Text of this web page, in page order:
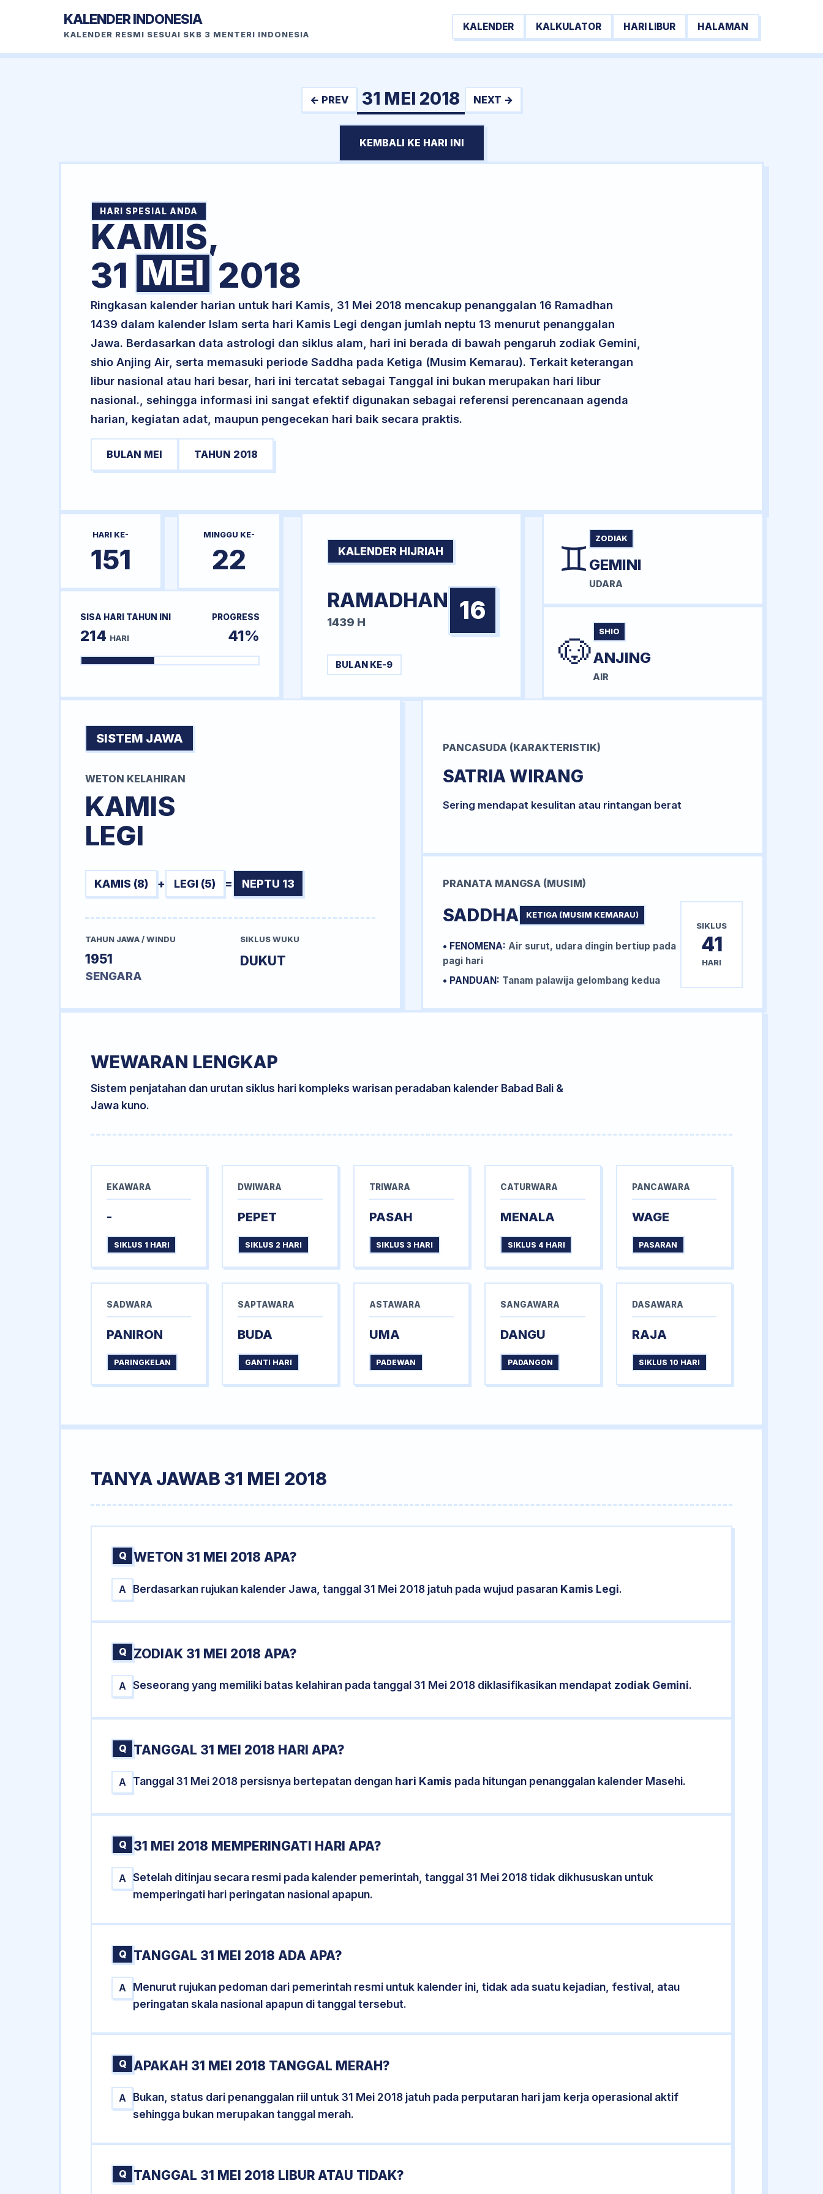
KALENDER INDONESIA
KALENDER RESMI SESUAI SKB 3 MENTERI INDONESIA
KALENDER KALKULATOR HARI LIBUR HALAMAN
← PREV 31 MEI 2018 NEXT →
KEMBALI KE HARI INI
HARI SPESIAL ANDA
KAMIS,
31 MEI 2018
Ringkasan kalender harian untuk hari Kamis, 31 Mei 2018 mencakup penanggalan 16 Ramadhan
1439 dalam kalender Islam serta hari Kamis Legi dengan jumlah neptu 13 menurut penanggalan
Jawa. Berdasarkan data astrologi dan siklus alam, hari ini berada di bawah pengaruh zodiak Gemini,
shio Anjing Air, serta memasuki periode Saddha pada Ketiga (Musim Kemarau). Terkait keterangan
libur nasional atau hari besar, hari ini tercatat sebagai Tanggal ini bukan merupakan hari libur
nasional., sehingga informasi ini sangat efektif digunakan sebagai referensi perencanaan agenda
harian, kegiatan adat, maupun pengecekan hari baik secara praktis.
BULAN MEI TAHUN 2018
HARI KE-
151
MINGGU KE-
22
SISA HARI TAHUN INI
214 HARI
PROGRESS
41%
KALENDER HIJRIAH
RAMADHAN
1439 H 16
BULAN KE-9
♊ ZODIAK
GEMINI
UDARA
🐶 SHIO
ANJING
AIR
SISTEM JAWA
WETON KELAHIRAN
KAMIS
LEGI
KAMIS (8) + LEGI (5) = NEPTU 13
TAHUN JAWA / WINDU
1951
SENGARA
SIKLUS WUKU
DUKUT
PANCASUDA (KARAKTERISTIK)
SATRIA WIRANG
Sering mendapat kesulitan atau rintangan berat
PRANATA MANGSA (MUSIM)
SADDHA KETIGA (MUSIM KEMARAU)
• FENOMENA: Air surut, udara dingin bertiup pada
pagi hari
• PANDUAN: Tanam palawija gelombang kedua
SIKLUS
41
HARI
WEWARAN LENGKAP
Sistem penjatahan dan urutan siklus hari kompleks warisan peradaban kalender Babad Bali &
Jawa kuno.
EKAWARA
-
SIKLUS 1 HARI
DWIWARA
PEPET
SIKLUS 2 HARI
TRIWARA
PASAH
SIKLUS 3 HARI
CATURWARA
MENALA
SIKLUS 4 HARI
PANCAWARA
WAGE
PASARAN
SADWARA
PANIRON
PARINGKELAN
SAPTAWARA
BUDA
GANTI HARI
ASTAWARA
UMA
PADEWAN
SANGAWARA
DANGU
PADANGON
DASAWARA
RAJA
SIKLUS 10 HARI
TANYA JAWAB 31 MEI 2018
Q WETON 31 MEI 2018 APA?
A Berdasarkan rujukan kalender Jawa, tanggal 31 Mei 2018 jatuh pada wujud pasaran Kamis Legi.
Q ZODIAK 31 MEI 2018 APA?
A Seseorang yang memiliki batas kelahiran pada tanggal 31 Mei 2018 diklasifikasikan mendapat zodiak Gemini.
Q TANGGAL 31 MEI 2018 HARI APA?
A Tanggal 31 Mei 2018 persisnya bertepatan dengan hari Kamis pada hitungan penanggalan kalender Masehi.
Q 31 MEI 2018 MEMPERINGATI HARI APA?
A
Setelah ditinjau secara resmi pada kalender pemerintah, tanggal 31 Mei 2018 tidak dikhususkan untuk
memperingati hari peringatan nasional apapun.
Q TANGGAL 31 MEI 2018 ADA APA?
A
Menurut rujukan pedoman dari pemerintah resmi untuk kalender ini, tidak ada suatu kejadian, festival, atau
peringatan skala nasional apapun di tanggal tersebut.
Q APAKAH 31 MEI 2018 TANGGAL MERAH?
A
Bukan, status dari penanggalan riil untuk 31 Mei 2018 jatuh pada perputaran hari jam kerja operasional aktif
sehingga bukan merupakan tanggal merah.
Q TANGGAL 31 MEI 2018 LIBUR ATAU TIDAK?